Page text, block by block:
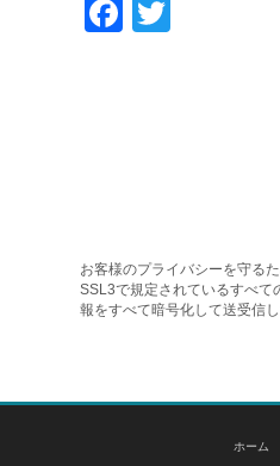
Facebook
お客様のプライバシーを守る
SSL3で規定されているすべて
報をすべて暗号化して送受信
ホーム